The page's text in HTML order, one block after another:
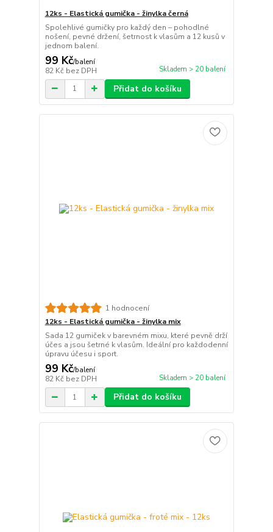
12ks - Elastická gumička - žinylka černá
Spolehlivé gumičky pro každý den – pohodlné
nošení, pevné držení, šetrnost k vlasům a 12 kusů v
jednom balení.
99 Kč/balení
82 Kč bez DPH Skladem > 20 balení
Přidat do košíku
1 hodnocení
12ks - Elastická gumička - žinylka mix
Sada 12 gumiček v barevném mixu, které pevně drží
účes a jsou šetrné k vlasům. Ideální pro každodenní
úpravu účesu i sport.
99 Kč/balení
82 Kč bez DPH Skladem > 20 balení
Přidat do košíku